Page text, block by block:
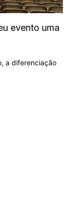
evento uma
a diferenciação